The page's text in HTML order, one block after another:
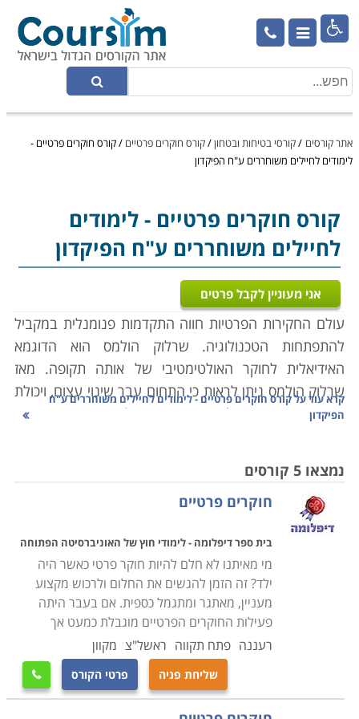

אתר קורסים /קורסי בטיחות ובטחון/קורס חוקרים פרטיים /קורס חוקרים פרטיים -
לימודים לחיילים משוחררים ע"ח הפיקדון
קורס חוקרים פרטיים - לימודים
לחיילים משוחררים ע"ח הפיקדון
אני מעוניין לקבל פרטים
עולם החקירות הפרטיות חווה התקדמות פנומנלית במקביל
להתפתחות הטכנולוגיה. שרלוק הולמס הוא הדוגמא
האידיאלית לחוקר האולטימטיבי של אותה תקופה. מאז
שרלוק הולמס ניתן לראות כי התחום עבר שינוי עצום, ויכולת
המעקב והחקירה של החוקר הפרטי הלכה והתעצמה בזכות
רמאות, זיוף וגזל מעלה את הדרישה להעסקת חוקרים
פרטיים מיומנים. קורס חוקרים פרטיים הוא פתח לקריירה
מעניינת, מרגשת מסתורית ומסקרנת דבר ההופך אותו
לאחת מהקריירות המבוקשות כיום עבור גברים ונשים. אם
אתם ניחנים בסבלנות רבה, יכולת לצפות במצבים
והתנהגויות למשך זמן רב עד לאיסוף ראיה או פיצוח
החקירה זהו המקצוע עבורכם .
מדוע כדאי לפתח קריירה של חוקר פרטי
ישנן מספר סיבות לעיסוק בקריירה של חוקר פרטי. ראשית,
עיסוק זה הוא מתגמל הן מבחינה מקצועית והן מבחינה
קרא עוד עלקורס חוקרים פרטיים - לימודים לחיילים משוחררים ע"ח
הפיקדון
נמצאו 5 קורסים
חוקרים פרטיים
בית ספר דיפלומה - לימודי חוץ של האוניברסיטה הפתוחה
מי מאיתנו לא חלם להיות חוקר פרטי כאשר היה
ילד? זה הזמן להגשים את החלום ולרכוש מקצוע
מעניין, מאתגר ומתגמל כספית. אם בעבר היתה
פעילות החוקרים הפרטיים מוגבלת כמעט אך
רעננה פתח תקווה ראשל"צ מקוון
שליחת פניה פרטי הקורס 